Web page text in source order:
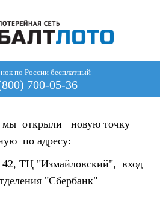
по России бесплатный
700-05-36
открыли новую точку
по адресу:
42, ТЦ "Измайловский", вход
"Сбербанк"